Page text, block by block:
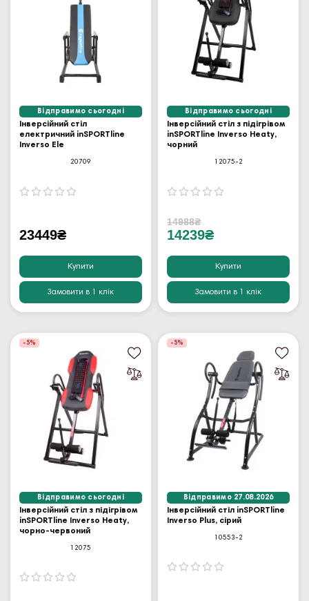
Відправимо сьогодні
Інверсійний стіл
електричний inSPORTline
Inverso Ele
20709
23449₴
Купити
Замовити в 1 клік
Відправимо сьогодні
Інверсійний стіл з підігрівом
inSPORTline Inverso Heaty,
чорний
12075-2
14988₴
14239₴
Купити
Замовити в 1 клік
-5%
Відправимо сьогодні
Інверсійний стіл з підігрівом
inSPORTline Inverso Heaty,
чорно-червоний
12075
-5%
Відправимо 27.08.2026
Інверсійний стіл inSPORTline
Inverso Plus, сірий
10553-2